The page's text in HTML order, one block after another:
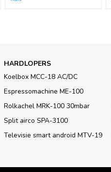
HARDLOPERS
Koelbox MCC-18 AC/DC
Espressomachine ME-100
Rolkachel MRK-100 30mbar
Split airco SPA-3100
Televisie smart android MTV-19